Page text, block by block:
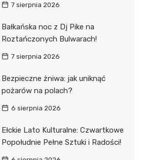
7 sierpnia 2026
Bałkańska noc z Dj Pike na
Roztańczonych Bulwarach!
7 sierpnia 2026
Bezpieczne żniwa: jak uniknąć
pożarów na polach?
6 sierpnia 2026
Ełckie Lato Kulturalne: Czwartkowe
Popołudnie Pełne Sztuki i Radości!